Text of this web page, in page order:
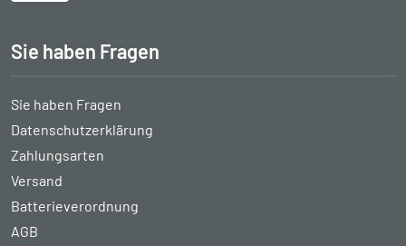
Sie haben Fragen
Sie haben Fragen
Datenschutzerklärung
Zahlungsarten
Versand
Batterieverordnung
AGB